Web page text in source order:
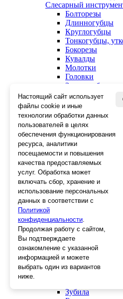
Слесарный
Болторезы
Длинногубцы
Круглогубцы
Тонкогубцы,
Бокорезы
Кувалды
Молотки
Головки
Зенкера,
Керны
Патроны,
Ножницы
Стопорные
Съемники
Пинцеты
Магниты
Клещи для
Кабелерезы
Гайкорезы
Зажимы ручные
Подшипники
Тиски
Плоскогубцы
Отвертки
Ножницы по
Напильники,
Наборы
Кусачки
Зубила
Настоящий сайт использует
файлы cookie и иные
технологии обработки данных
пользователей в целях
обеспечения функционирования
ресурса, аналитики
посещаемости и повышения
качества предоставляемых
услуг. Обработка может
включать сбор, хранение и
использование персональных
данных в соответствии с
Политикой
конфиденциальности.
Продолжая работу с сайтом,
Вы подтверждаете
ознакомление с указанной
информацией и можете
выбрать один из вариантов
ниже.